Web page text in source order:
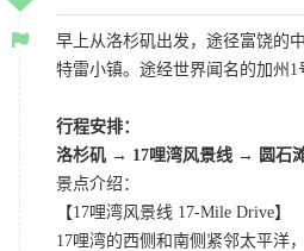
早上从洛杉矶出发，途径富饶的
特雷小镇。途经世界闻名的加州
行程安排：
洛杉矶 → 17哩湾风景线 → 圆石
景点介绍：
【17哩湾风景线 17-Mile Drive】
17哩湾的西侧和南侧紧邻太平洋